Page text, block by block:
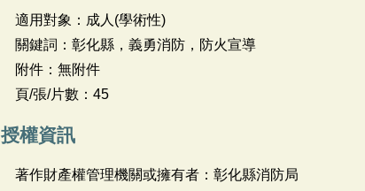
適用對象：成人(學術性)
關鍵詞：彰化縣，義勇消防，防火宣導
附件：無附件
頁/張/片數：45
授權資訊
著作財產權管理機關或擁有者：彰化縣消防局